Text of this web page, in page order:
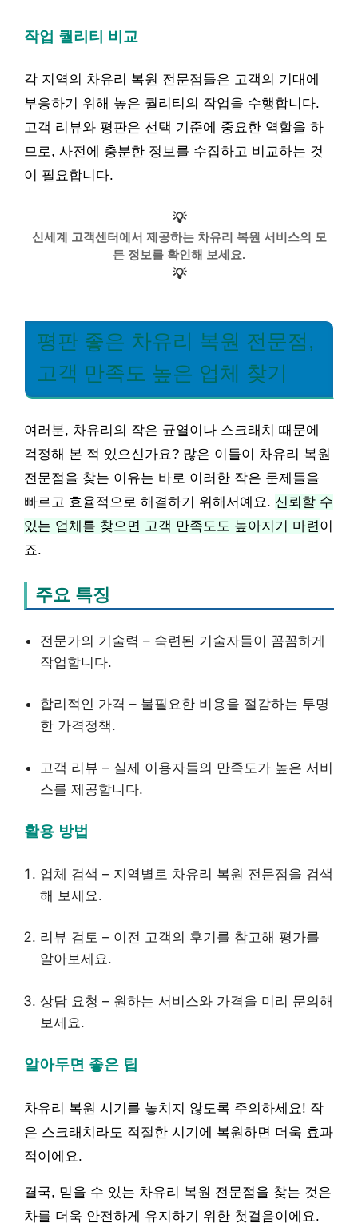
작업 퀄리티 비교
각 지역의 차유리 복원 전문점들은 고객의 기대에
부응하기 위해 높은 퀄리티의 작업을 수행합니다.
고객 리뷰와 평판은 선택 기준에 중요한 역할을 하
므로, 사전에 충분한 정보를 수집하고 비교하는 것
이 필요합니다.
💡
신세계 고객센터에서 제공하는 차유리 복원 서비스의 모
든 정보를 확인해 보세요.
💡
평판 좋은 차유리 복원 전문점,
고객 만족도 높은 업체 찾기
여러분, 차유리의 작은 균열이나 스크래치 때문에
걱정해 본 적 있으신가요? 많은 이들이 차유리 복원
전문점을 찾는 이유는 바로 이러한 작은 문제들을
빠르고 효율적으로 해결하기 위해서예요. 신뢰할 수
있는 업체를 찾으면 고객 만족도도 높아지기 마련이
죠.
주요 특징
전문가의 기술력 – 숙련된 기술자들이 꼼꼼하게
작업합니다.
합리적인 가격 – 불필요한 비용을 절감하는 투명
한 가격정책.
고객 리뷰 – 실제 이용자들의 만족도가 높은 서비
스를 제공합니다.
활용 방법
업체 검색 – 지역별로 차유리 복원 전문점을 검색
해 보세요.
리뷰 검토 – 이전 고객의 후기를 참고해 평가를
알아보세요.
상담 요청 – 원하는 서비스와 가격을 미리 문의해
보세요.
알아두면 좋은 팁
차유리 복원 시기를 놓치지 않도록 주의하세요! 작
은 스크래치라도 적절한 시기에 복원하면 더욱 효과
적이에요.
결국, 믿을 수 있는 차유리 복원 전문점을 찾는 것은
차를 더욱 안전하게 유지하기 위한 첫걸음이에요.